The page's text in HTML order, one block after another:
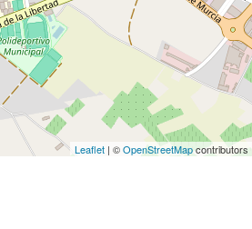
Leaflet| ©OpenStreetMapcontributors